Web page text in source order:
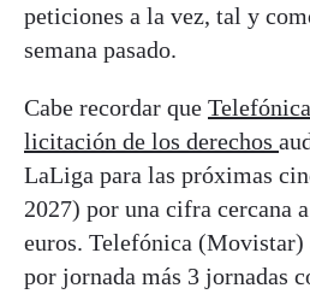
peticiones a la vez, tal y
semana pasado.
Cabe recordar que
licitación de los derechos
LaLiga para las próximas
2027) por una cifra cercana
euros. Telefónica
por jornada más 3 jornadas